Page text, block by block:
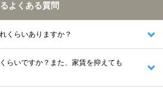
よくある質問
くらいありますか？
らいですか？また、家賃を抑えても